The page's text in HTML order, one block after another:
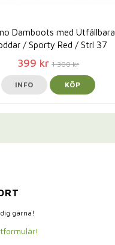
Damboots med Utfällbara
/ Sporty Red / Strl 37
399 kr 1 300 kr
INFO KÖP
gärna!